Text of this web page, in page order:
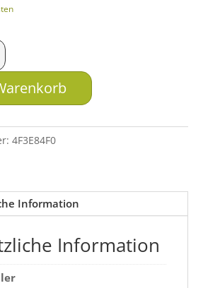
4F3E84F0
Information
Information